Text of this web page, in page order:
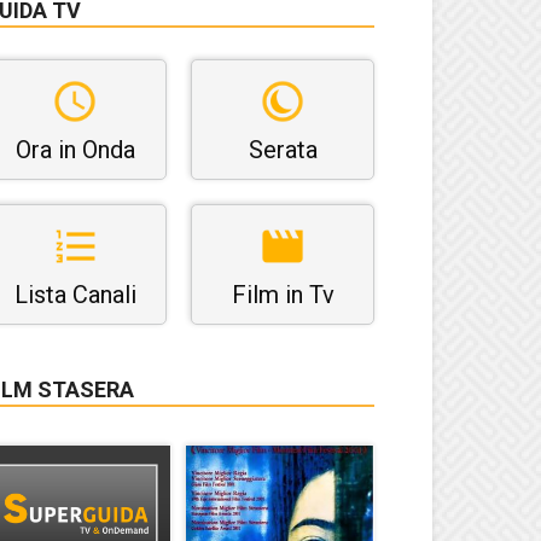
TV
Ora in Onda Serata
Lista Canali Film in Tv
STASERA